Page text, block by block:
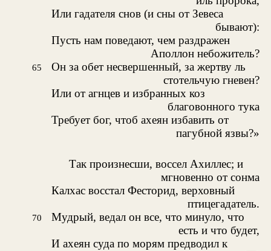
Или гадателя снов (и сны от Зевеса
бывают):
Пусть нам поведают, чем раздражен
Аполлон небожитель?
65
Он за обет несвершенный, за жертву ль
стотельчую гневен?
Или от агнцев и избранных коз
благовонного тука
Требует бог, чтоб ахеян избавить от
пагубной язвы?»
Так произнесши, воссел Ахиллес; и
мгновенно от сонма
Калхас восстал Фесторид, верховный
птицегадатель.
70
Мудрый, ведал он все, что минуло, что
есть и что будет,
И ахеян суда по морям предводил к